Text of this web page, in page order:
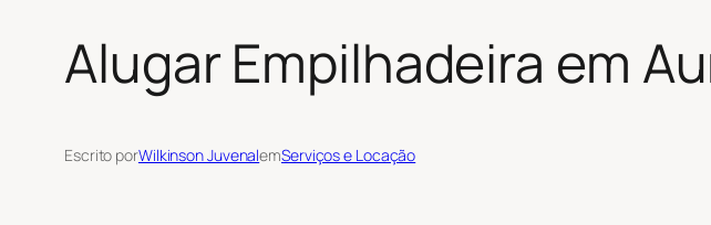
Alugar Empilhadeira em
Escrito porWilkinson JuvenalemServiços e Locação